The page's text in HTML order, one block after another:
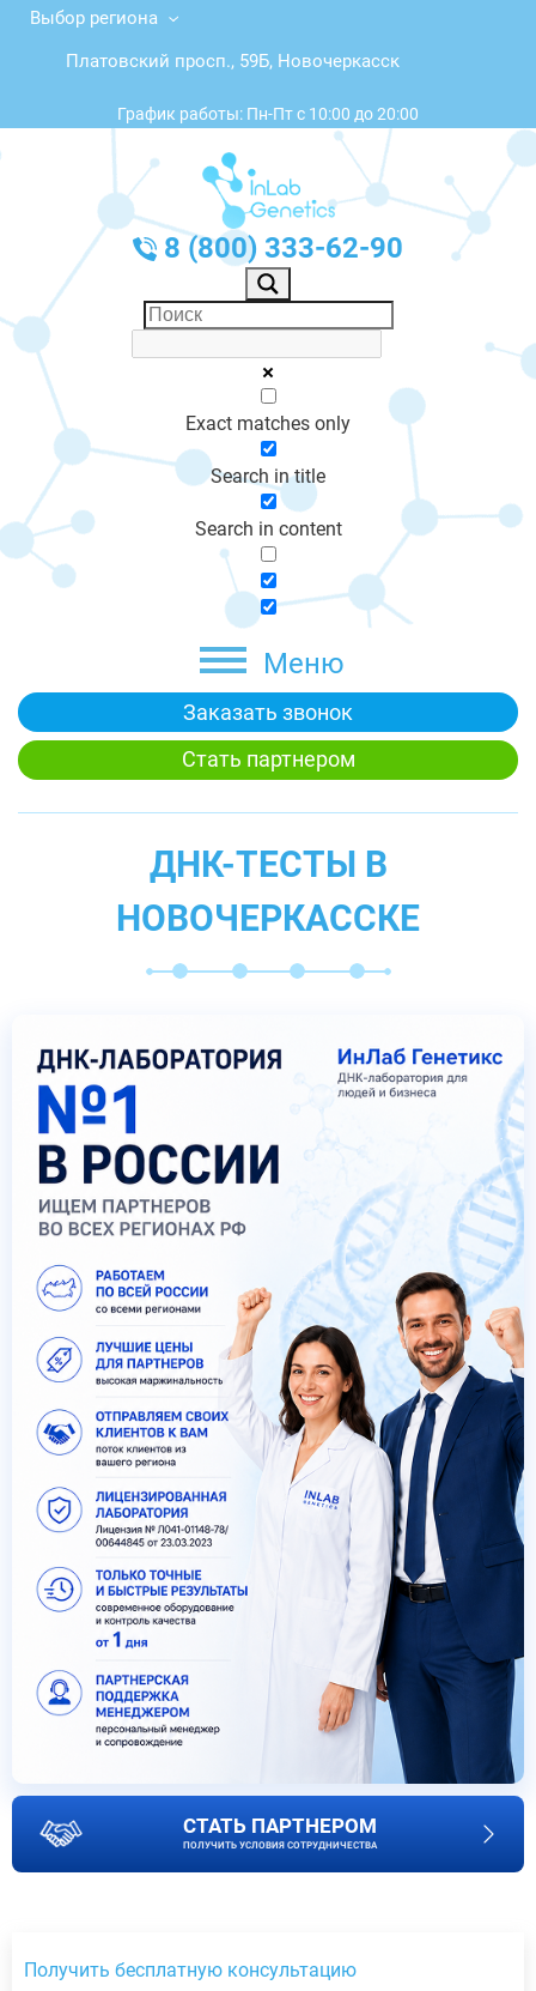
Выбор региона
Платовский просп., 59Б, Новочеркасск
График работы: Пн-Пт с 10:00 до 20:00
8 (800) 333-62-90
Exact matches only
Search in title
Search in content
Меню
Заказать звонок
Стать партнером
ДНК-ТЕСТЫ В
НОВОЧЕРКАССКЕ
СТАТЬ ПАРТНЕРОМ
ПОЛУЧИТЬ УСЛОВИЯ СОТРУДНИЧЕСТВА
Получить бесплатную консультацию